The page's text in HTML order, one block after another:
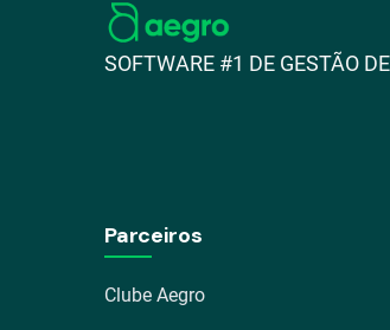
SOFTWARE #1 DE GESTÃO
Parceiros
Clube Aegro